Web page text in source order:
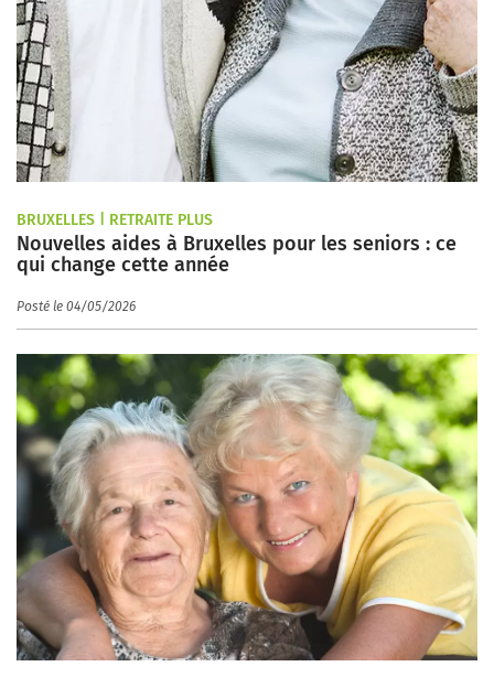
BRUXELLES | RETRAITE PLUS
Nouvelles aides à Bruxelles pour les seniors : ce
qui change cette année
Posté le 04/05/2026